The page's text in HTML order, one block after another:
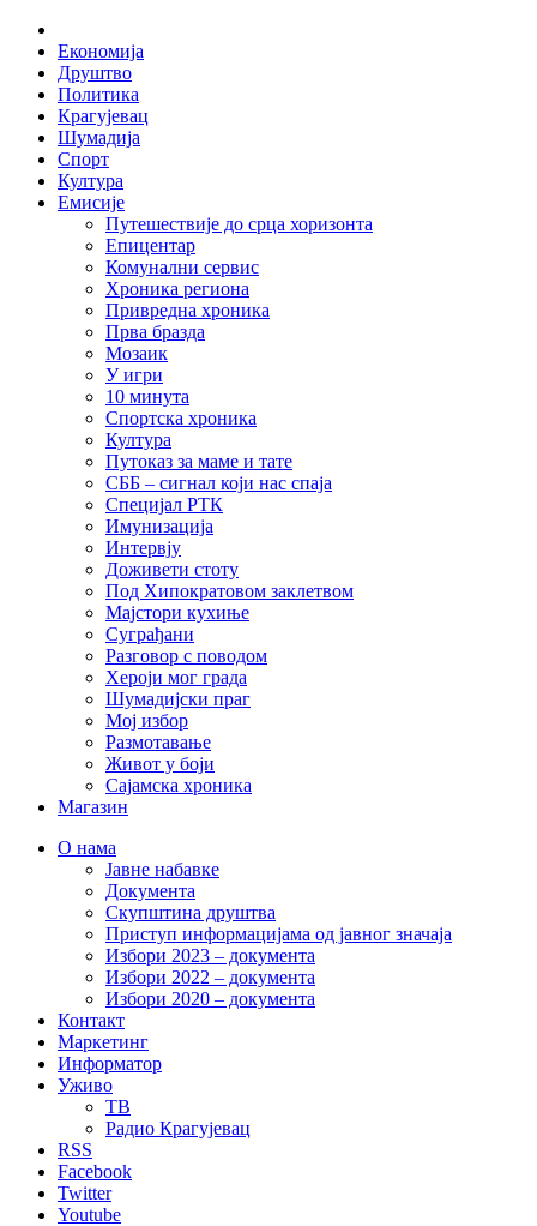
Skip
content
Економија
Друштво
Политика
Крагујевац
Шумадија
Спорт
Култура
Емисије
Путешествије до срца хоризонта
Епицентар
Комунални сервис
Хроника региона
Привредна хроника
Прва бразда
Мозаик
У игри
10 минута
Спортска хроника
Култура
Путоказ за маме и тате
СББ – сигнал који нас спаја
Специјал РТК
Имунизација
Интервју
Доживети стоту
Под Хипократовом заклетвом
Мајстори кухиње
Суграђани
Разговор с поводом
Хероји мог града
Шумадијски праг
Мој избор
Размотавање
Живот у боји
Сајамска хроника
Магазин
О нама
Јавне набавке
Документа
Скупштина друштва
Приступ информацијама од јавног значаја
Избори 2023 – документа
Избори 2022 – документа
Избори 2020 – документа
Контакт
Маркетинг
Информатор
Уживо
ТВ
Радио Крагујевац
RSS
Facebook
Twitter
Youtube